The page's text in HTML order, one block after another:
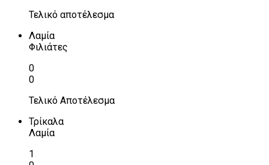
Τελικό αποτέλεσμα
Λαμία
Φιλιάτες
0
0
Τελικό Αποτέλεσμα
Τρίκαλα
Λαμία
1